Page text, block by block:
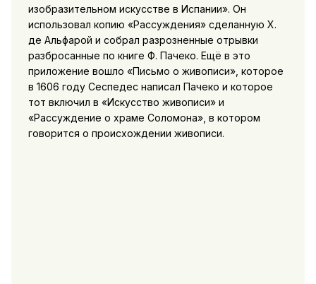
изобразительном искусстве в Испании». Он
использовал копию «Рассуждения» сделанную Х.
де Альфарой и собрал разрозненные отрывки
разбросанные по книге Ф. Пачеко. Ещё в это
приложение вошло «Письмо о живописи», которое
в 1606 году Сеспедес написал Пачеко и которое
тот включил в «Искусство живописи» и
«Рассуждение о храме Соломона», в котором
говорится о происхождении живописи.